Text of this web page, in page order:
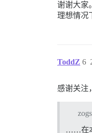
谢谢大家
理想情况
ToddZ 6
感谢关注
……在